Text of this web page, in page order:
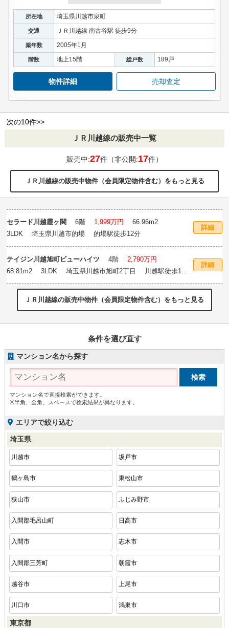
所在地 埼玉県川越市泉町
交通 ＪＲ川越線 南古谷駅 徒歩9分
築年数 2005年1月
階数 地上15階 総戸数 189戸
物件詳細 売却査定
次の10件>>
ＪＲ川越線の販売中一覧
販売中:27件（非公開:17件）
ＪＲ川越線の販売中物件（会員限定物件含む）をもっと見る
セラード川越霞ヶ関 6階 1,999万円 66.96m2
3LDK 埼玉県川越市的場 的場駅徒歩12分
詳細
テイジン川越旭町ビューハイツ 4階 2,790万円
68.81m2 3LDK 埼玉県川越市旭町2丁目 川越駅徒歩16
分
詳細
ＪＲ川越線の販売中物件（会員限定物件含む）をもっと見る
条件を選び直す
マンション名から探す
マンション名で直接検索ができます。
※半角、全角、スペースで検索結果が異なります。
エリアで絞り込む
埼玉県
川越市 坂戸市
鶴ヶ島市 東松山市
狭山市 ふじみ野市
入間郡毛呂山町 日高市
入間市 志木市
入間郡三芳町 朝霞市
越谷市 上尾市
川口市 鴻巣市
東京都